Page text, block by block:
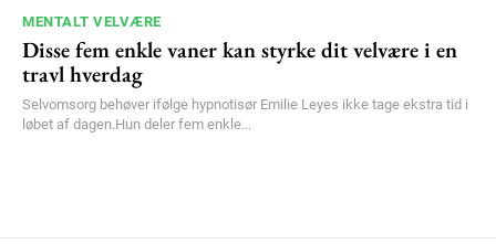
MENTALT VELVÆRE
Disse fem enkle vaner kan styrke dit velvære i en
travl hverdag
Selvomsorg behøver ifølge hypnotisør Emilie Leyes ikke tage ekstra tid i
løbet af dagen.Hun deler fem enkle...